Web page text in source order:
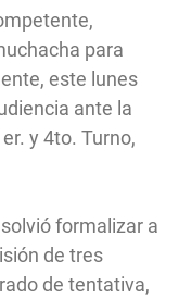
para
este lunes
ante la
y 4to. Turno,
formalizar a
de tres
de tentativa,